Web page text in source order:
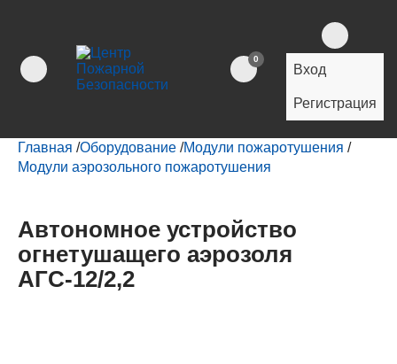
0
Вход
Регистрация
Главная /Оборудование /Модули пожаротушения /
Модули аэрозольного пожаротушения
Автономное устройство
огнетушащего аэрозоля
АГС-12/2,2